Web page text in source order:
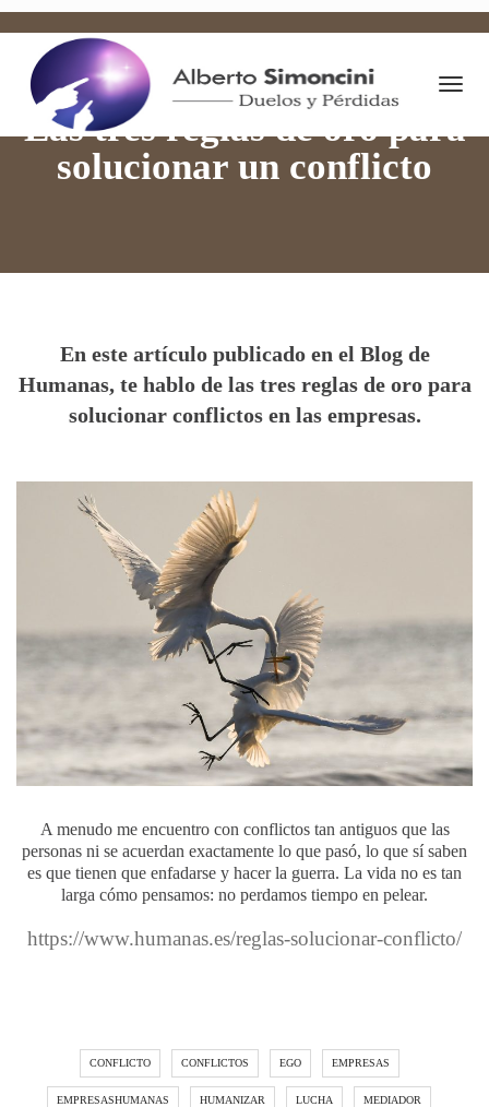
13 febrero 2019 ByAlberto Simoncini Cambio
Las tres reglas de oro para
solucionar un conflicto
En este artículo publicado en el Blog de
Humanas, te hablo de las tres reglas de oro para
solucionar conflictos en las empresas.
A menudo me encuentro con conflictos tan antiguos que las
personas ni se acuerdan exactamente lo que pasó, lo que sí saben
es que tienen que enfadarse y hacer la guerra. La vida no es tan
larga cómo pensamos: no perdamos tiempo en pelear.
https://www.humanas.es/reglas-solucionar-conflicto/
CONFLICTO CONFLICTOS EGO EMPRESAS
EMPRESASHUMANAS HUMANIZAR LUCHA MEDIADOR